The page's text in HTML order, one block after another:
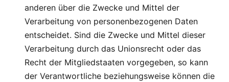
anderen über die Zwecke und Mittel der
Verarbeitung von personenbezogenen Daten
entscheidet. Sind die Zwecke und Mittel dieser
Verarbeitung durch das Unionsrecht oder das
Recht der Mitgliedstaaten vorgegeben, so kann
der Verantwortliche beziehungsweise können die